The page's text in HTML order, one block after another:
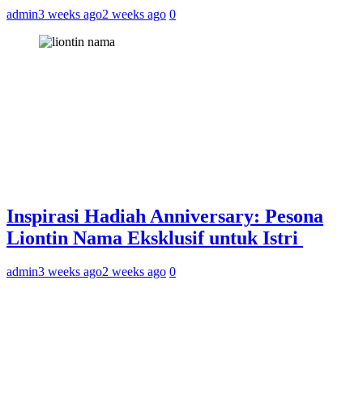
admin3 weeks ago2 weeks ago 0
Inspirasi Hadiah Anniversary: Pesona
Liontin Nama Eksklusif untuk Istri
admin3 weeks ago2 weeks ago 0